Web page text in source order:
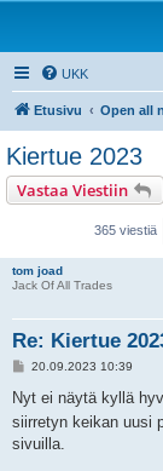
UKK
Etusivu Open all
Kiertue 2023
Vastaa Viestiin
365 viestiä
tom joad
Jack Of All Trades
Re: Kiertue
V
e
s
t
20.09.2023 10:39
Nyt ei näytä kyllä
siirretyn keikan uusi
sivuilla.